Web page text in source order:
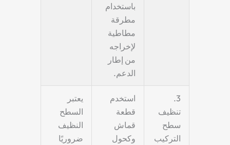
باستخدام
مطرقة
مطاطية
لإخراجه
من إطار
الدعم.
3.
تنظيف
سطح
التركيب
استخدم
قطعة
قماش
وكحول
يعتبر
السطح
النظيف
ضروريًا